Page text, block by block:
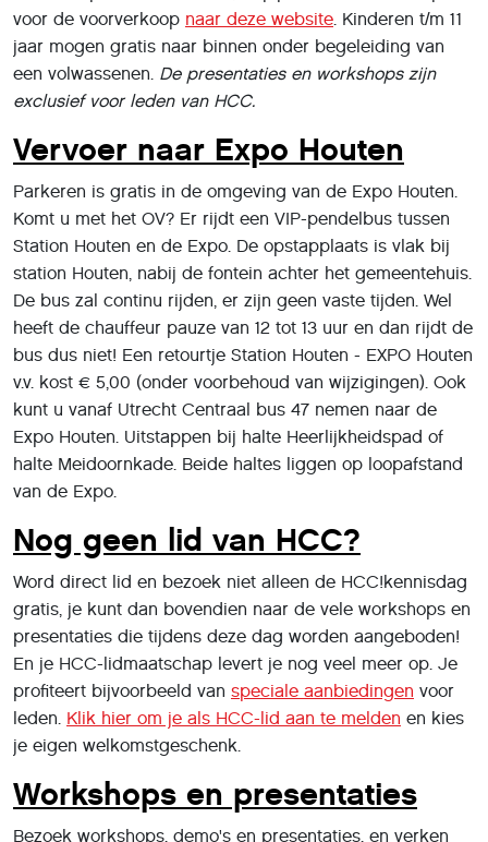
voor de voorverkoop naar deze website. Kinderen t/m 11
jaar mogen gratis naar binnen onder begeleiding van
een volwassenen. De presentaties en workshops zijn
exclusief voor leden van HCC.
Vervoer naar Expo Houten
Parkeren is gratis in de omgeving van de Expo Houten.
Komt u met het OV? Er rijdt een VIP-pendelbus tussen
Station Houten en de Expo. De opstapplaats is vlak bij
station Houten, nabij de fontein achter het gemeentehuis.
De bus zal continu rijden, er zijn geen vaste tijden. Wel
heeft de chauffeur pauze van 12 tot 13 uur en dan rijdt de
bus dus niet! Een retourtje Station Houten - EXPO Houten
v.v. kost € 5,00 (onder voorbehoud van wijzigingen). Ook
kunt u vanaf Utrecht Centraal bus 47 nemen naar de
Expo Houten. Uitstappen bij halte Heerlijkheidspad of
halte Meidoornkade. Beide haltes liggen op loopafstand
van de Expo.
Nog geen lid van HCC?
Word direct lid en bezoek niet alleen de HCC!kennisdag
gratis, je kunt dan bovendien naar de vele workshops en
presentaties die tijdens deze dag worden aangeboden!
En je HCC-lidmaatschap levert je nog veel meer op. Je
profiteert bijvoorbeeld van speciale aanbiedingen voor
leden. Klik hier om je als HCC-lid aan te melden en kies
je eigen welkomstgeschenk.
Workshops en presentaties
Bezoek workshops, demo's en presentaties, en verken